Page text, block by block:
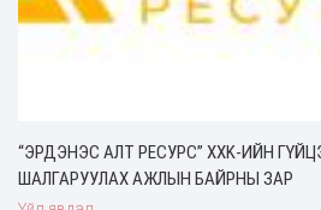
“ЭРДЭНЭС АЛТ РЕСУРС” ХХK-ИЙН
ШАЛГАРУУЛАХ АЖЛЫН БАЙРНЫ ЗАР